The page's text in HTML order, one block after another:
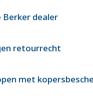
Berker dealer
retourrecht
met